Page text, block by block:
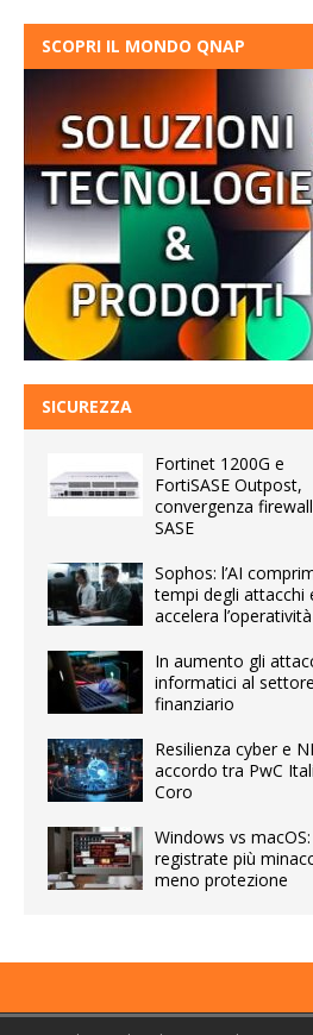
SCOPRI IL MONDO QNAP
SICUREZZA
Fortinet 1200G e
FortiSASE Outpost,
convergenza
SASE
Sophos: l’AI
tempi degli attacchi
accelera l’operatività
In aumento gli
informatici al settore
finanziario
Resilienza cyber e
accordo tra PwC
Coro
Windows vs macOS:
registrate più
meno protezione